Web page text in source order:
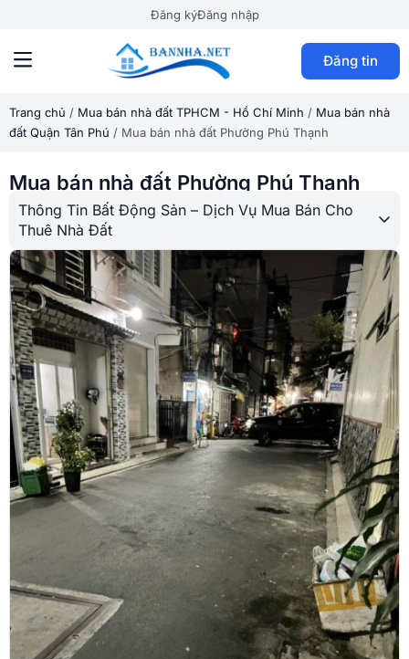
Đăng kýĐăng nhập
Đăng tin
Trang chủ / Mua bán nhà đất TPHCM - Hồ Chí Minh / Mua bán nhà
đất Quận Tân Phú / Mua bán nhà đất Phường Phú Thạnh
Mua bán nhà đất Phường Phú Thạnh
Thông Tin Bất Động Sản – Dịch Vụ Mua Bán Cho
Thuê Nhà Đất